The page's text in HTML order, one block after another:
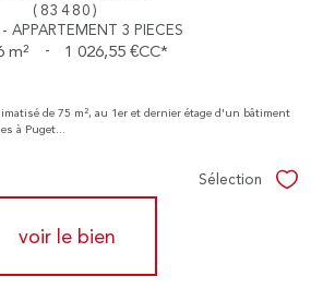
(83480)
APPARTEMENT 3 PIECES
m² - 1 026,55 €CC*
de 75 m², au 1er et dernier étage d'un bâtiment
à Puget...
Sélection
voir le bien